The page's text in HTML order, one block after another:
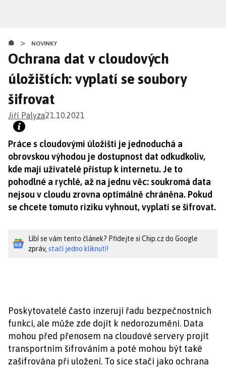
obsahu
> NOVINKY
Ochrana dat v cloudových
úložištích: vyplatí se soubory
šifrovat
Jiří Palyza21.10.2021
Práce s cloudovými úložišti je jednoduchá a
obrovskou výhodou je dostupnost dat odkudkoliv,
kde mají uživatelé přístup k internetu. Je to
pohodlné a rychlé, až na jednu věc: soukromá data
nejsou v cloudu zrovna optimálně chráněna. Pokud
se chcete tomuto riziku vyhnout, vyplatí se šifrovat.
Líbí se vám tento článek? Přidejte si Chip.cz do Google
zpráv, stačí jedno kliknutí!
Poskytovatelé často inzerují řadu bezpečnostních
funkcí, ale může zde dojít k nedorozumění. Data
mohou před přenosem na cloudové servery projít
transportním šifrováním a poté mohou být také
zašifrována při uložení. To sice stačí jako ochrana